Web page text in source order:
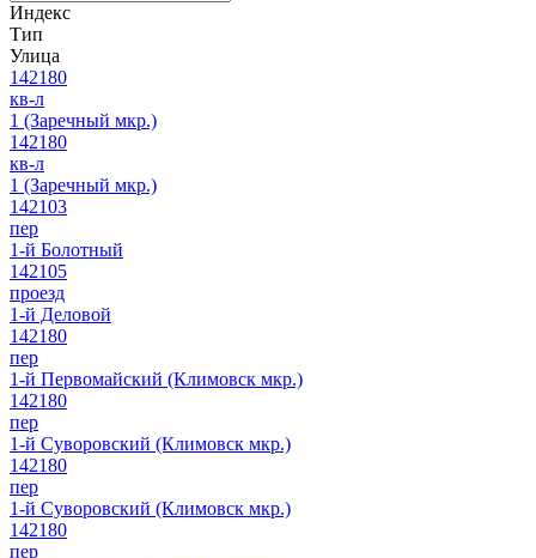
Индекс
Тип
Улица
142180
кв-л
1 (Заречный мкр.)
142180
кв-л
1 (Заречный мкр.)
142103
пер
1-й Болотный
142105
проезд
1-й Деловой
142180
пер
1-й Первомайский (Климовск мкр.)
142180
пер
1-й Суворовский (Климовск мкр.)
142180
пер
1-й Суворовский (Климовск мкр.)
142180
пер